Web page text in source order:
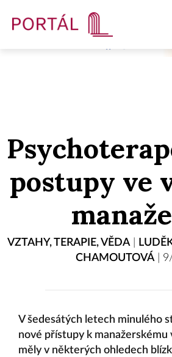
Časopisy
Semináře
postupy ve
VZTAHY,TERAPIE,VĚDA
CHAMOUTOVÁ|
V šedesátých letech minulého
nové přístupy k manažerskému
měly v některých ohledech